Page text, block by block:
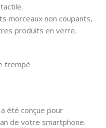
morceaux non coupants,
produits en verre.
trempé
été conçue pour
de votre smartphone.